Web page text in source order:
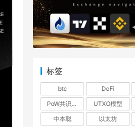
标签
btc DeFi
PoW共识机制
UTXO模型
中本聪
以太坊